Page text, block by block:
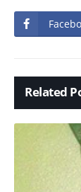
Related